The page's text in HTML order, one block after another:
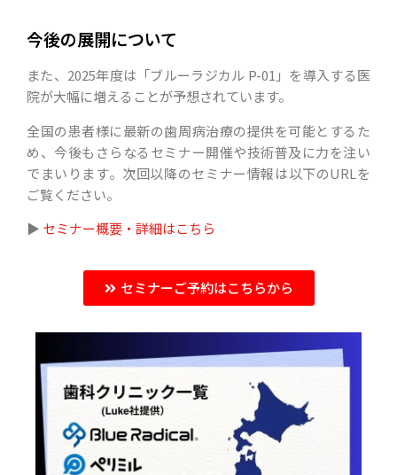
今後の展開について
また、2025年度は「ブルーラジカル P-01」を導入する医
院が大幅に増えることが予想されています。
全国の患者様に最新の歯周病治療の提供を可能とするた
め、今後もさらなるセミナー開催や技術普及に力を注い
でまいります。次回以降のセミナー情報は以下のURLを
ご覧ください。
▶︎ セミナー概要・詳細はこちら
セミナーご予約はこちらから